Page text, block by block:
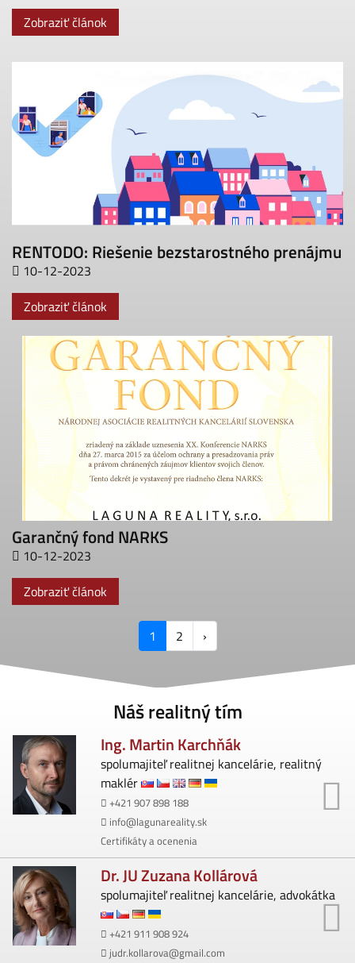
Zobraziť článok
RENTODO: Riešenie bezstarostného prenájmu
10-12-2023
Zobraziť článok
Garančný fond NARKS
10-12-2023
Zobraziť článok
1 2 ›Next
Náš realitný tím
Ing. Martin Karchňák
spolumajiteľ realitnej kancelárie, realitný
maklér
+421 907 898 188
info@lagunareality.sk
Certifikáty a ocenenia
Dr. JU Zuzana Kollárová
spolumajiteľ realitnej kancelárie, advokátka
+421 911 908 924
judr.kollarova@gmail.com